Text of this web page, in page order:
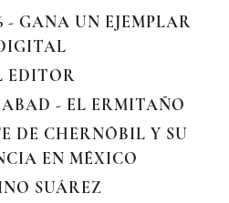
- GANA UN EJEMPLAR
EDITOR
- EL ERMITAÑO
DE CHERNÓBIL Y SU
EN MÉXICO
SUÁREZ